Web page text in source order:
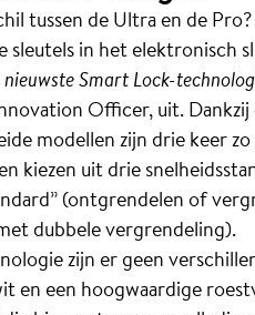
tussen de Ultra en de
sleutels in het elektronisch
Smart Lock-
Officer, uit.
modellen zijn drie keer
kiezen uit drie
(ontgrendelen of
dubbele vergrendeling).
zijn er geen
en een hoogwaardige